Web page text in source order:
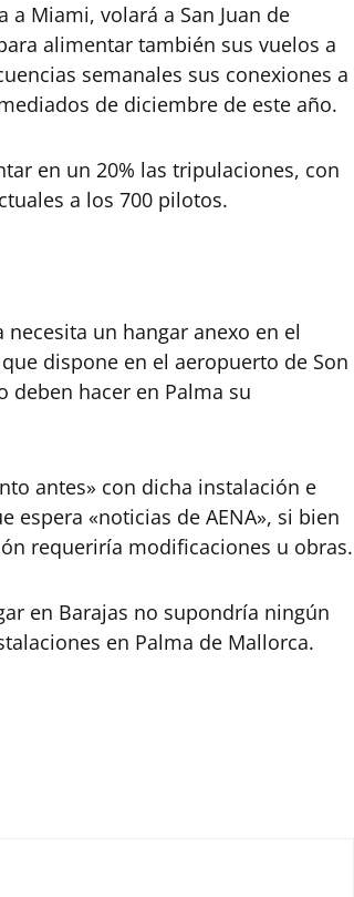
Miami, volará a San Juan de
alimentar también sus vuelos a
semanales sus conexiones a
de diciembre de este año.
en un 20% las tripulaciones, con
a los 700 pilotos.
un hangar anexo en el
dispone en el aeropuerto de Son
deben hacer en Palma su
antes» con dicha instalación e
espera «noticias de AENA», si bien
requeriría modificaciones u obras.
en Barajas no supondría ningún
en Palma de Mallorca.